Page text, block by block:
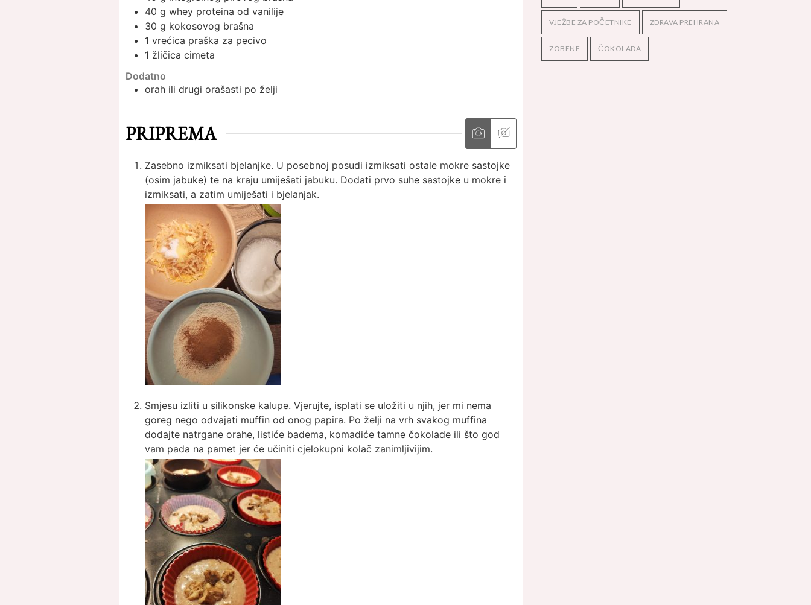
40 g whey proteina od vanilije
30 g kokosovog brašna
1 vrećica praška za pecivo
1 žličica cimeta
Dodatno
orah ili drugi orašasti po želji
PRIPREMA
Zasebno izmiksati bjelanjke. U posebnoj posudi izmiksati ostale mokre sastojke
(osim jabuke) te na kraju umiješati jabuku. Dodati prvo suhe sastojke u mokre i
izmiksati, a zatim umiješati i bjelanjak.
Smjesu izliti u silikonske kalupe. Vjerujte, isplati se uložiti u njih, jer mi nema
goreg nego odvajati muffin od onog papira. Po želji na vrh svakog muffina
dodajte natrgane orahe, listiće badema, komadiće tamne čokolade ili što god
vam pada na pamet jer će učiniti cjelokupni kolač zanimljivijim.
VJEŽBE ZA POČETNIKE ZDRAVA PREHRANA
ZOBENE ČOKOLADA